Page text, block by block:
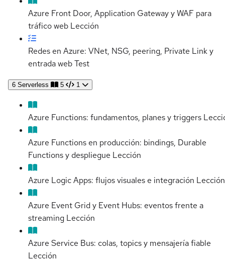
Azure Front Door, Application Gateway y WAF para
tráfico web Lección
Redes en Azure: VNet, NSG, peering, Private Link y
entrada webTest
6 Serverless 5 1
Azure Functions: fundamentos, planes y triggers
Azure Functions en producción: bindings, Durable
Functions y despliegue Lección
Azure Logic Apps: flujos visuales e integración Lección
Azure Event Grid y Event Hubs: eventos frente a
streaming Lección
Azure Service Bus: colas, topics y mensajería fiable
Lección